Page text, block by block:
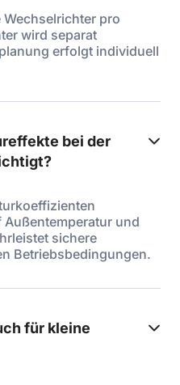
pro
wird separat
erfolgt individuell
bei der
und
sichere
Betriebsbedingungen.
für kleine